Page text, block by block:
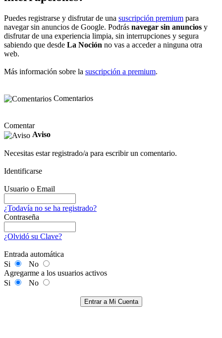
Puedes registrarse y disfrutar de una suscripción premium para
navegar sin anuncios de Google. Podrás navegar sin anuncios y
disfrutar de una experiencia limpia, sin interrupciones y segura
sabiendo que desde La Noción no vas a acceder a ninguna otra
web.
Más información sobre la suscripción a premium.
Comentarios
Comentar
Aviso
Necesitas estar registrado/a para escribir un comentario.
Identificarse
Usuario o Email
¿Todavía no se ha registrado?
Contraseña
¿Olvidó su Clave?
Entrada automática
Si
No
Agregarme a los usuarios activos
Si
No
Entrar a Mi Cuenta